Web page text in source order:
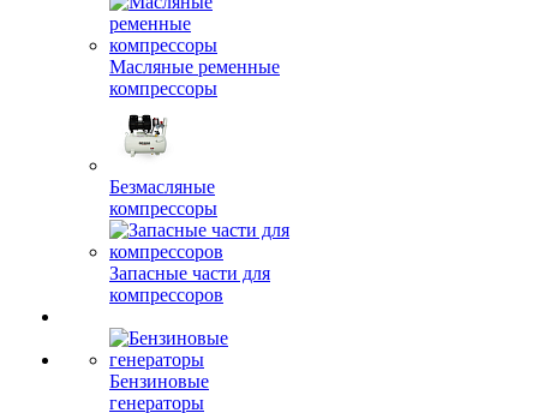
Масляные ременные
компрессоры
Безмасляные
компрессоры
Запасные части для
компрессоров
Бензиновые
генераторы